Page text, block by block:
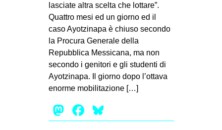
lasciate altra scelta che lottare”.
Quattro mesi ed un giorno ed il
caso Ayotzinapa è chiuso secondo
la Procura Generale della
Repubblica Messicana, ma non
secondo i genitori e gli studenti di
Ayotzinapa. Il giorno dopo l’ottava
enorme mobilitazione […]
Mastodon
Facebook